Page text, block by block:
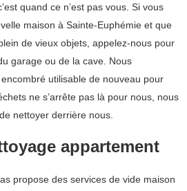
quand ce n’est pas vous. Si vous
maison à Sainte-Euphémie et que
de vieux objets, appelez-nous pour
garage ou de la cave. Nous
utilisable de nouveau pour
ne s’arrête pas là pour nous, nous
nettoyer derrière nous.
appartement
propose des services de vide maison